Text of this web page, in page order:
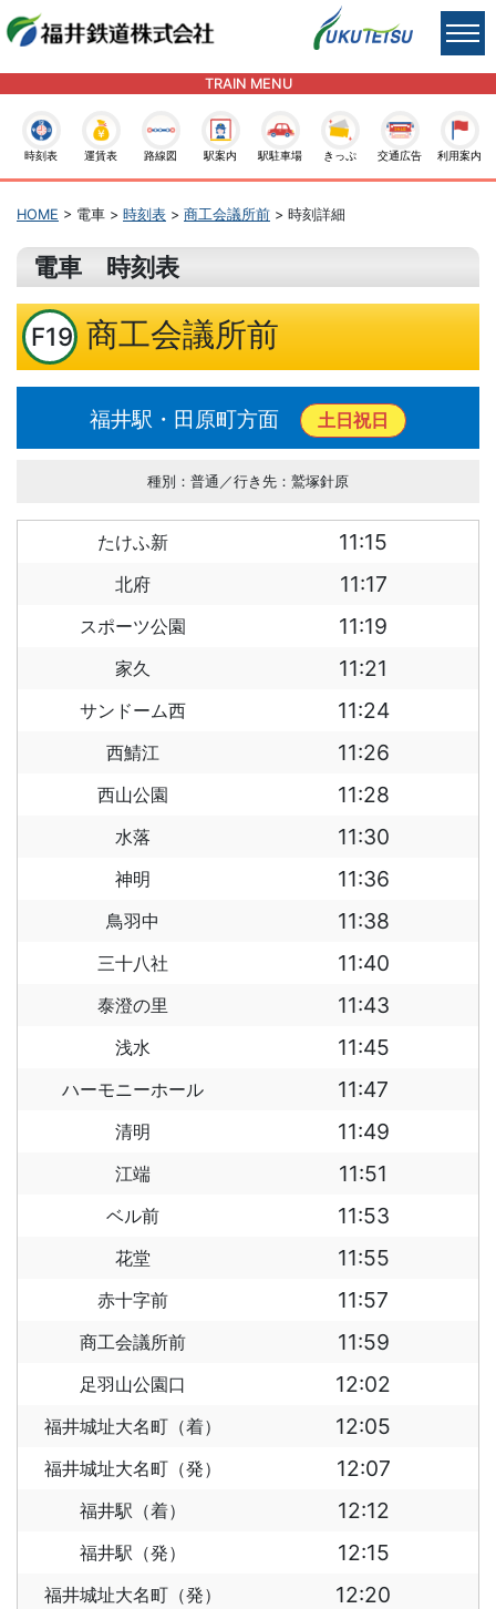
TRAIN MENU
時刻表 運賃表 路線図 駅案内 駅駐車場 きっぷ 交通広告 利用案内
HOME > 電車 > 時刻表 > 商工会議所前 > 時刻詳細
電車 時刻表
F19商工会議所前
福井駅・田原町方面 土日祝日
種別：普通／行き先：鷲塚針原
たけふ新 11:15
北府 11:17
スポーツ公園 11:19
家久 11:21
サンドーム西 11:24
西鯖江 11:26
西山公園 11:28
水落 11:30
神明 11:36
鳥羽中 11:38
三十八社 11:40
泰澄の里 11:43
浅水 11:45
ハーモニーホール 11:47
清明 11:49
江端 11:51
ベル前 11:53
花堂 11:55
赤十字前 11:57
商工会議所前 11:59
足羽山公園口 12:02
福井城址大名町（着） 12:05
福井城址大名町（発） 12:07
福井駅（着） 12:12
福井駅（発） 12:15
福井城址大名町（発） 12:20